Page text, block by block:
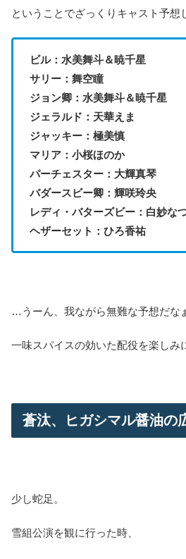
ということでざっくりキャスト予想
ビル：水美舞斗＆暁千星
サリー：舞空瞳
ジョン卿：水美舞斗＆暁千星
ジェラルド：天華えま
ジャッキー：極美慎
マリア：小桜ほのか
パーチェスター：大輝真琴
バダースビー卿：輝咲玲央
レディ・バターズビー：白妙な
ヘザーセット：ひろ香祐
…うーん、我ながら無難な予想だな
一味スパイスの効いた配役を楽しみ
蒼汰、ヒガシマル醤油の
少し蛇足。
雪組公演を観に行った時、